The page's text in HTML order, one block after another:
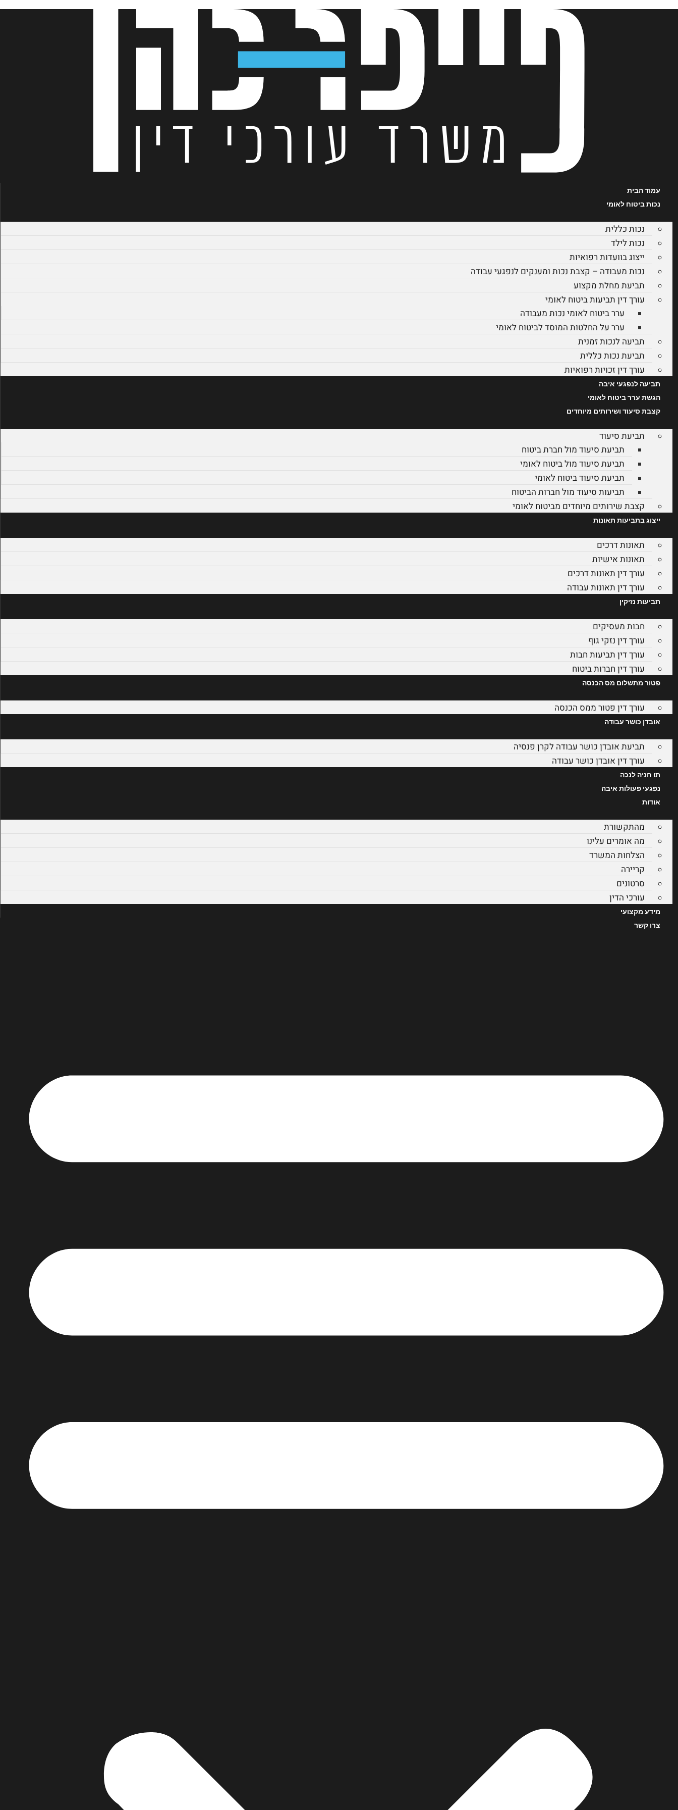
עמוד הבית
נכות ביטוח לאומי
נכות כללית
נכות לילד
ייצוג בוועדות רפואיות
נכות מעבודה – קצבת נכות ומענקים לנפגעי עבודה
תביעת מחלת מקצוע
עורך דין תביעות ביטוח לאומי
ערר ביטוח לאומי נכות מעבודה
ערר על החלטות המוסד לביטוח לאומי
תביעה לנכות זמנית
תביעת נכות כללית
עורך דין זכויות רפואיות
תביעה לנפגעי איבה
הגשת ערר ביטוח לאומי
קצבת סיעוד ושירותים מיוחדים
תביעת סיעוד
תביעת סיעוד מול חברת ביטוח
תביעת סיעוד מול ביטוח לאומי
תביעת סיעוד ביטוח לאומי
תביעות סיעוד מול חברות הביטוח
קצבת שירותים מיוחדים מביטוח לאומי
ייצוג בתביעות תאונות
תאונות דרכים
תאונות אישיות
עורך דין תאונות דרכים
עורך דין תאונות עבודה
תביעות נזיקין
חבות מעסיקים
עורך דין נזקי גוף
עורך דין תביעות חבות
עורך דין חברות ביטוח
פטור מתשלום מס הכנסה
עורך דין פטור ממס הכנסה
אובדן כושר עבודה
תביעת אובדן כושר עבודה לקרן פנסיה
עורך דין אובדן כושר עבודה
תו חניה לנכה
נפגעי פעולות איבה
אודות
מהתקשורת
מה אומרים עלינו
הצלחות המשרד
קריירה
סרטונים
עורכי הדין
מידע מקצועי
צרו קשר